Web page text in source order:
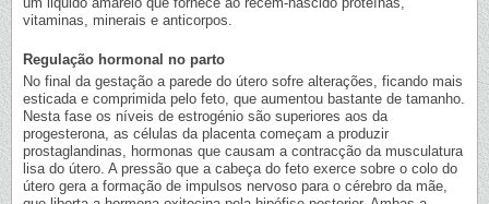
vitaminas, minerais e anticorpos.
Regulação hormonal no parto
No final da gestação a parede do útero sofre alterações, ficando mais
esticada e comprimida pelo feto, que aumentou bastante de tamanho.
Nesta fase os níveis de estrogénio são superiores aos da
progesterona, as células da placenta começam a produzir
prostaglandinas, hormonas que causam a contracção da musculatura
lisa do útero. A pressão que a cabeça do feto exerce sobre o colo do
útero gera a formação de impulsos nervoso para o cérebro da mãe,